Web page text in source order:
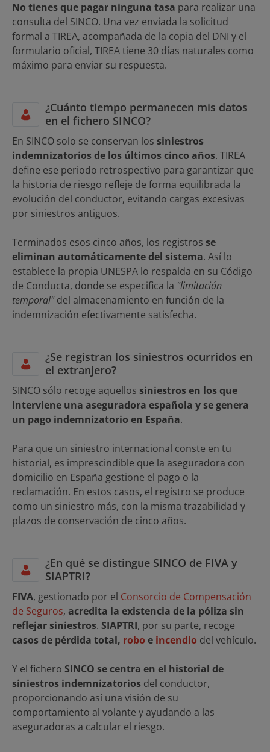
No tienes que pagar ninguna tasa para realizar una
consulta del SINCO. Una vez enviada la solicitud
formal a TIREA, acompañada de la copia del DNI y el
formulario oficial, TIREA tiene 30 días naturales como
máximo para enviar su respuesta.
¿Cuánto tiempo permanecen mis datos
en el fichero SINCO?
En SINCO solo se conservan los siniestros
indemnizatorios de los últimos cinco años. TIREA
define ese periodo retrospectivo para garantizar que
la historia de riesgo refleje de forma equilibrada la
evolución del conductor, evitando cargas excesivas
por siniestros antiguos.
Terminados esos cinco años, los registros se
eliminan automáticamente del sistema. Así lo
establece la propia UNESPA lo respalda en su Código
de Conducta, donde se especifica la "limitación
temporal"del almacenamiento en función de la
indemnización efectivamente satisfecha.
¿Se registran los siniestros ocurridos en
el extranjero?
SINCO sólo recoge aquellos siniestros en los que
interviene una aseguradora española y se genera
un pago indemnizatorio en España.
Para que un siniestro internacional conste en tu
historial, es imprescindible que la aseguradora con
domicilio en España gestione el pago o la
reclamación. En estos casos, el registro se produce
como un siniestro más, con la misma trazabilidad y
plazos de conservación de cinco años.
¿En qué se distingue SINCO de FIVA y
SIAPTRI?
FIVA, gestionado por el Consorcio de Compensación
de Seguros, acredita la existencia de la póliza sin
reflejar siniestros. SIAPTRI, por su parte, recoge
casos de pérdida total, robo e incendio del vehículo.
Y el fichero SINCO se centra en el historial de
siniestros indemnizatorios del conductor,
proporcionando así una visión de su
comportamiento al volante y ayudando a las
aseguradoras a calcular el riesgo.